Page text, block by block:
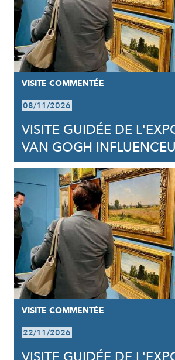
VISITE COMMENTÉE
08/11/2026
VISITE GUIDÉE DE
VAN GOGH
VISITE COMMENTÉE
22/11/2026